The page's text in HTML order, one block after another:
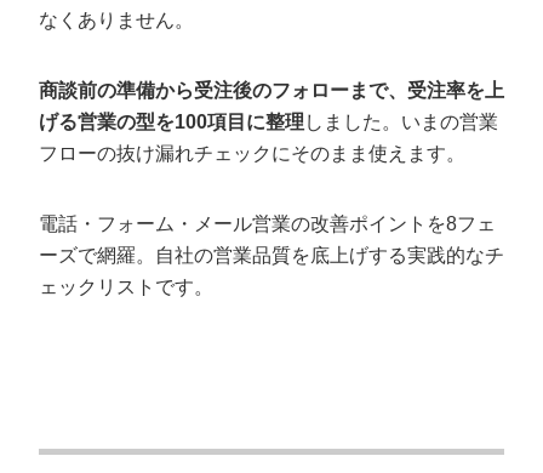
株式会社オルガロ｜一気通貫で営業を300社以上サポー
株式会社リノアーク｜「責任者アポ」限定で商談の質
を保証
得代行
アプローチで商談獲得
アズ株式会社｜1,800社導入の「アポハンター」
なくありません。
商談前の準備から受注後のフォローまで、受注率を上
げる営業の型を100項目に整理 しました。いまの営業
フローの抜け漏れチェックにそのまま使えます。
電話・フォーム・メール営業の改善ポイントを8フェ
ーズで網羅。自社の営業品質を底上げする実践的なチ
ェックリストです。